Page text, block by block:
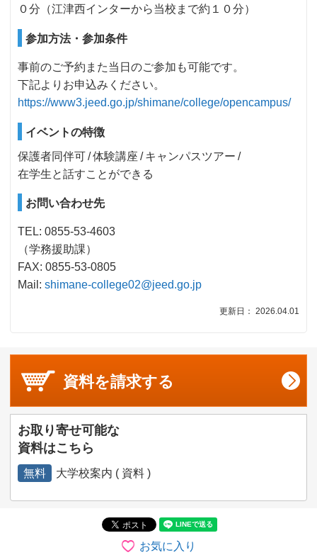
０分（江津西インターから当校まで約１０分）
参加方法・参加条件
事前のご予約また当日のご参加も可能です。
下記よりお申込みください。
https://www3.jeed.go.jp/shimane/college/opencampus/
イベントの特徴
保護者同伴可 体験講座
キャンパスツアー
在学生と話すことができる
お問い合わせ先
TEL: 0855-53-4603
（学務援助課）
FAX: 0855-53-0805
Mail: shimane-college02@jeed.go.jp
更新日： 2026.04.01
資料を請求する
お取り寄せ可能な
資料はこちら
無料 大学校案内 ( 資料 )
お気に入り